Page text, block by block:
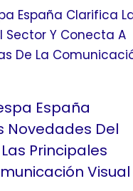
España
Novedades Del
Principales
Visual